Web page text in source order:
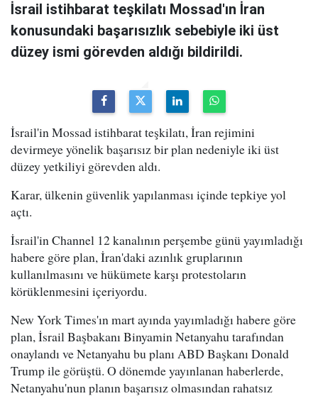
İsrail istihbarat teşkilatı Mossad'ın İran
konusundaki başarısızlık sebebiyle iki üst
düzey ismi görevden aldığı bildirildi.
İsrail'in Mossad istihbarat teşkilatı, İran rejimini
devirmeye yönelik başarısız bir plan nedeniyle iki üst
düzey yetkiliyi görevden aldı.
Karar, ülkenin güvenlik yapılanması içinde tepkiye yol
açtı.
İsrail'in Channel 12 kanalının perşembe günü yayımladığı
habere göre plan, İran'daki azınlık gruplarının
kullanılmasını ve hükümete karşı protestoların
körüklenmesini içeriyordu.
New York Times'ın mart ayında yayımladığı habere göre
plan, İsrail Başbakanı Binyamin Netanyahu tarafından
onaylandı ve Netanyahu bu planı ABD Başkanı Donald
Trump ile görüştü. O dönemde yayınlanan haberlerde,
Netanyahu'nun planın başarısız olmasından rahatsız